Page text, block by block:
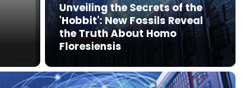
Unveiling the Secrets of the
'Hobbit': New Fossils Reveal
the Truth About Homo
Floresiensis